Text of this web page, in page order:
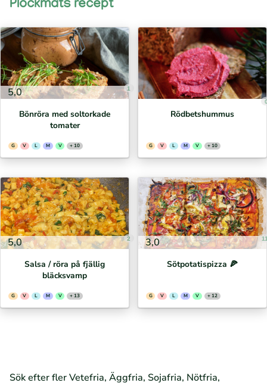
Plockmats recept
5,0 1
Bönröra med soltorkade
tomater
G V L M V + 10
Rödbetshummus
G V L M V + 10
5,0 2
Salsa / röra på fjällig
bläcksvamp
G V L M V + 13
3,0
Sötpotatispizza 🍕⁣
G V L M V + 12
Sök efter fler Vetefria, Äggfria, Sojafria, Nötfria,